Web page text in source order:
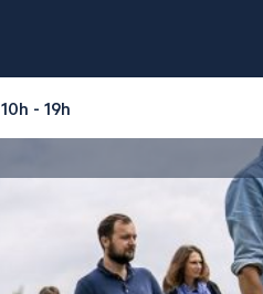
10h - 19h